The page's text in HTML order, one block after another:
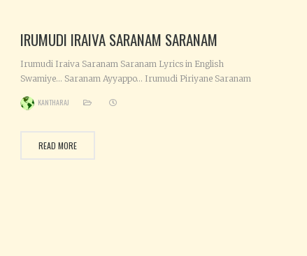
IRUMUDI IRAIVA SARANAM SARANAM
Irumudi Iraiva Saranam Saranam Lyrics in English
Swamiye… Saranam Ayyappo… Irumudi Piriyane Saranam
…. Ayyappo… Swamiye …. Ayyappo.. Swamiye …. Ayyappo
Irumudi Iraiva Saranam Saranam Thiruvadi Vendum
KANTHARAJ
READ MORE